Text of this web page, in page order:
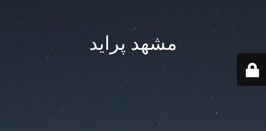
مشهد پراید